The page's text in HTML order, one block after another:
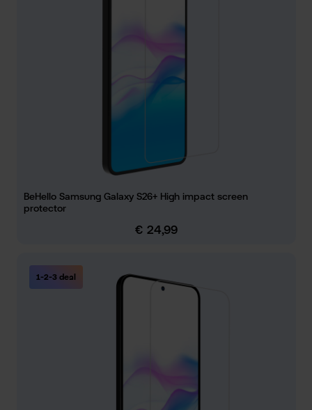
BeHello Samsung Galaxy S26+ High impact screen
protector
Normale prijs:
€ 24,99
1-2-3 deal